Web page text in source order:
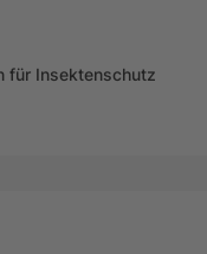
für Insektenschutz